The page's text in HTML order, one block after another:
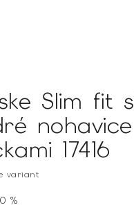
Slim fit
17416
variant
%